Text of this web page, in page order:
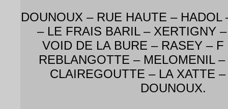
DOUNOUX – RUE HAUTE – HADOL
– LE FRAIS BARIL – XERTIGNY
VOID DE LA BURE – RASEY – F
REBLANGOTTE – MELOMENIL
CLAIREGOUTTE – LA XATTE
DOUNOUX.